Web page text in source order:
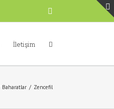
İletişim
Baharatlar / Zencefil